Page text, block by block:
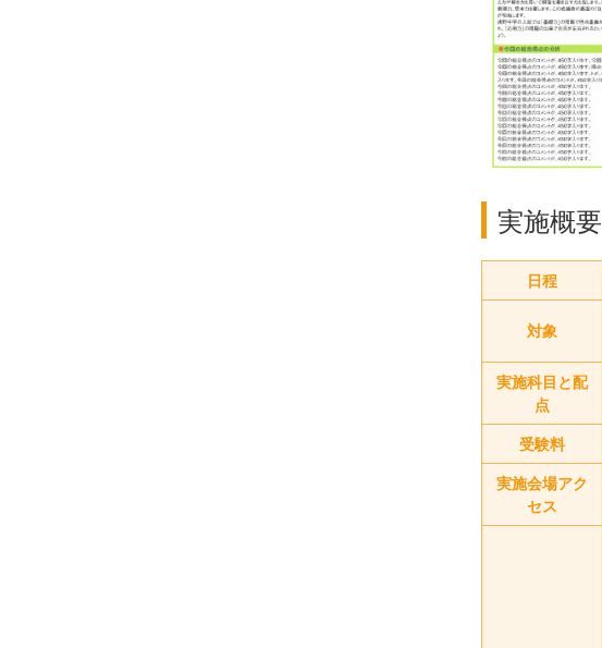
実施概要
日程
対象
実施科目と配
点
受験料
実施会場アク
セス